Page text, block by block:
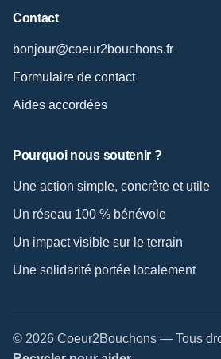
Contact
bonjour@coeur2bouchons.fr
Formulaire de contact
Aides accordées
Pourquoi nous soutenir ?
Une action simple, concrète et utile
Un réseau 100 % bénévole
Un impact visible sur le terrain
Une solidarité portée localement
© 2026 Coeur2Bouchons — Tous